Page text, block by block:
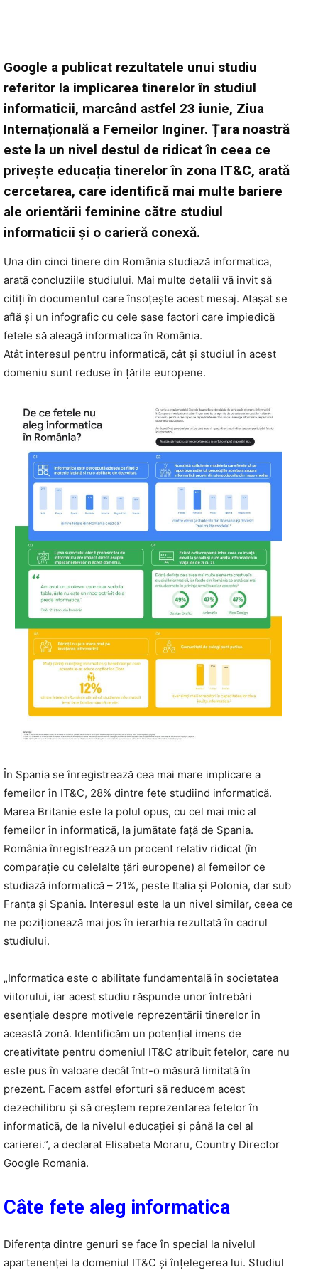
Google a publicat rezultatele unui studiu
referitor la implicarea tinerelor în studiul
informaticii, marcând astfel 23 iunie, Ziua
Internațională a Femeilor Inginer. Țara noastră
este la un nivel destul de ridicat în ceea ce
privește educația tinerelor în zona IT&C, arată
cercetarea, care identifică mai multe bariere
ale orientării feminine către studiul
informaticii și o carieră conexă.
Una din cinci tinere din România studiază informatica,
arată concluziile studiului. Mai multe detalii vă invit să
citiți în documentul care însoțește acest mesaj. Atașat se
află și un infografic cu cele șase factori care impiedică
fetele să aleagă informatica în România.
Atât interesul pentru informatică, cât și studiul în acest
domeniu sunt reduse în țările europene.
În Spania se înregistrează cea mai mare implicare a
femeilor în IT&C, 28% dintre fete studiind informatică.
Marea Britanie este la polul opus, cu cel mai mic al
femeilor în informatică, la jumătate față de Spania.
România înregistrează un procent relativ ridicat (în
comparație cu celelalte țări europene) al femeilor ce
studiază informatică – 21%, peste Italia și Polonia, dar sub
Franța și Spania. Interesul este la un nivel similar, ceea ce
ne poziționează mai jos în ierarhia rezultată în cadrul
studiului.
„Informatica este o abilitate fundamentală în societatea
viitorului, iar acest studiu răspunde unor întrebări
esențiale despre motivele reprezentării tinerelor în
această zonă. Identificăm un potențial imens de
creativitate pentru domeniul IT&C atribuit fetelor, care nu
este pus în valoare decât într-o măsură limitată în
prezent. Facem astfel eforturi să reducem acest
dezechilibru și să creștem reprezentarea fetelor în
informatică, de la nivelul educației și până la cel al
carierei.”, a declarat Elisabeta Moraru, Country Director
Google Romania.
Câte fete aleg informatica
Diferența dintre genuri se face în special la nivelul
apartenenței la domeniul IT&C și înțelegerea lui. Studiul